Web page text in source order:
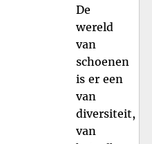
De
wereld
van
schoenen
is er een
van
diversiteit,
van